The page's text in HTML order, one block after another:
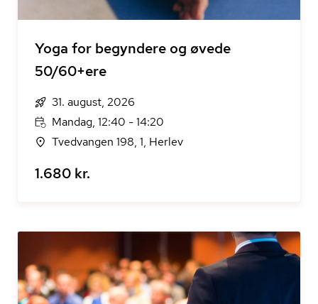
Yoga for begyndere og øvede
50/60+ere
31. august, 2026
Mandag, 12:40 - 14:20
Tvedvangen 198, 1, Herlev
1.680 kr.